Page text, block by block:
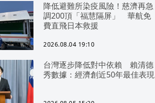
降低避難所染疫風險！慈濟再急
調200頂「福慧隔屏」 華航免
費直飛日本救援
2026.08.04 19:10
台灣逐步降低對中依賴 賴清德
秀數據：經濟創近50年最佳表現